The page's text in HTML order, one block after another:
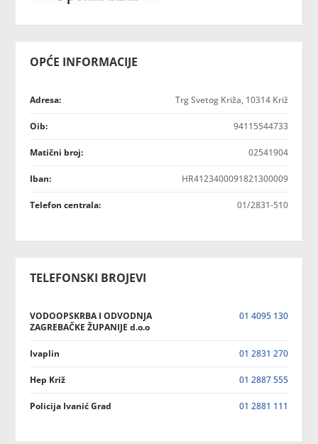
OPĆE INFORMACIJE
Adresa: Trg Svetog Križa, 10314 Križ
Oib: 94115544733
Matični broj: 02541904
Iban: HR4123400091821300009
Telefon centrala: 01/2831-510
TELEFONSKI BROJEVI
VODOOPSKRBA I ODVODNJA
ZAGREBAČKE ŽUPANIJE d.o.o
01 4095 130
Ivaplin 01 2831 270
Hep Križ 01 2887 555
Policija Ivanić Grad 01 2881 111